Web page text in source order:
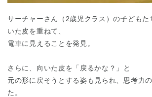
サーチャーさん（2歳児クラス）の子どもた
いた皮を重ねて、
電車に見えることを発見。
さらに、向いた皮を「戻るかな？」と
元の形に戻そうとする姿も見られ、思考力
た。